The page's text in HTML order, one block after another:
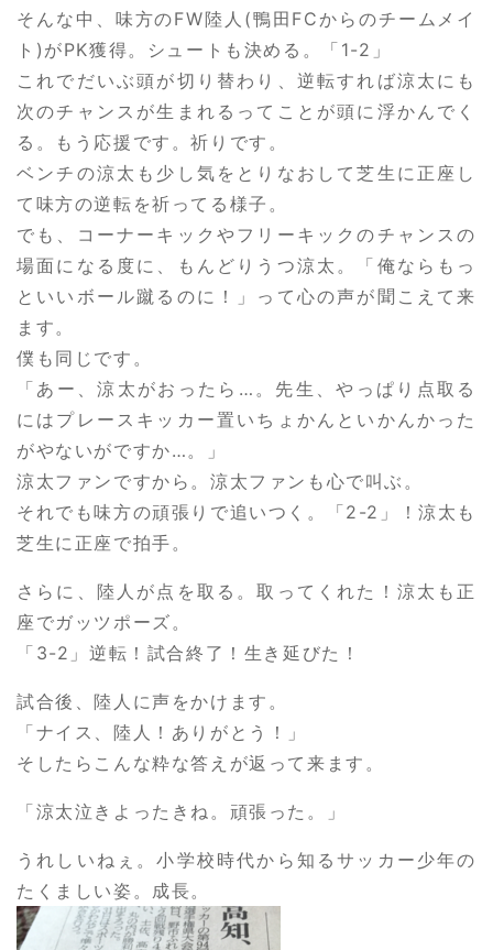
そんな中、味方のFW陸人(鴨田FCからのチームメイ
ト)がPK獲得。シュートも決める。「1-2」
これでだいぶ頭が切り替わり、逆転すれば涼太にも
次のチャンスが生まれるってことが頭に浮かんでく
る。もう応援です。祈りです。
ベンチの涼太も少し気をとりなおして芝生に正座し
て味方の逆転を祈ってる様子。
でも、コーナーキックやフリーキックのチャンスの
場面になる度に、もんどりうつ涼太。「俺ならもっ
といいボール蹴るのに！」って心の声が聞こえて来
ます。
僕も同じです。
「あー、涼太がおったら…。先生、やっぱり点取る
にはプレースキッカー置いちょかんといかんかった
がやないがですか…。」
涼太ファンですから。涼太ファンも心で叫ぶ。
それでも味方の頑張りで追いつく。「2-2」！涼太も
芝生に正座で拍手。
さらに、陸人が点を取る。取ってくれた！涼太も正
座でガッツポーズ。
「3-2」逆転！試合終了！生き延びた！
試合後、陸人に声をかけます。
「ナイス、陸人！ありがとう！」
そしたらこんな粋な答えが返って来ます。
「涼太泣きよったきね。頑張った。」
うれしいねぇ。小学校時代から知るサッカー少年の
たくましい姿。成長。